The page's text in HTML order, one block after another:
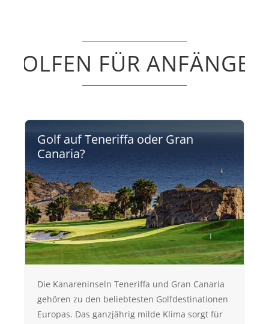
GOLFEN FÜR ANFÄNGER
Golf auf Teneriffa oder Gran
Canaria?
Die Kanareninseln Teneriffa und Gran Canaria
gehören zu den beliebtesten Golfdestinationen
Europas. Das ganzjährig milde Klima sorgt für